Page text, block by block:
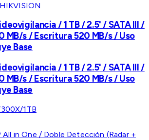
/ 1 TB / 2.5' / SATA III /
MB/s / Escritura 520 MB/s / Uso
Base
/ 1 TB / 2.5' / SATA III /
MB/s / Escritura 520 MB/s / Uso
Base
1TB